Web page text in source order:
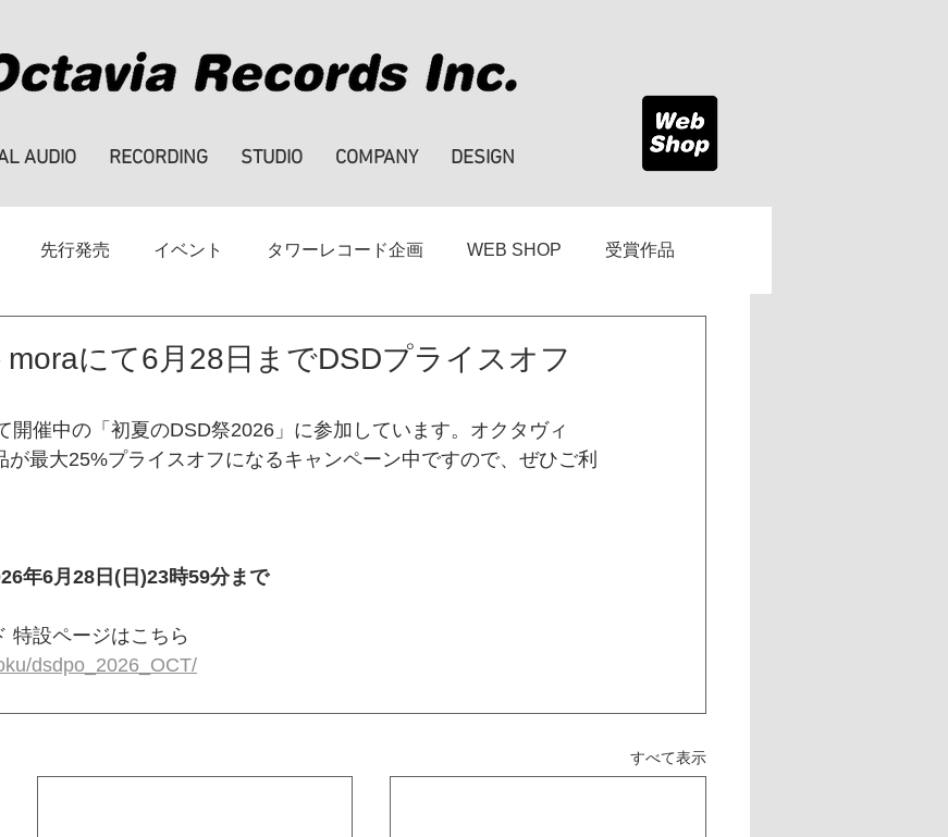
AUDIO RECORDING STUDIO COMPANY DESIGN
先行発売 イベント タワーレコード企画 WEB SHOP 受賞作品
にて6月28日までDSDプライスオフ
開催中の「初夏のDSD祭2026」に参加しています。オクタヴィ
が最大25%プライスオフになるキャンペーン中ですので、ぜひご利
年6月28日(日)23時59分まで
特設ページはこちら
dsdpo_2026_OCT/
すべて表示